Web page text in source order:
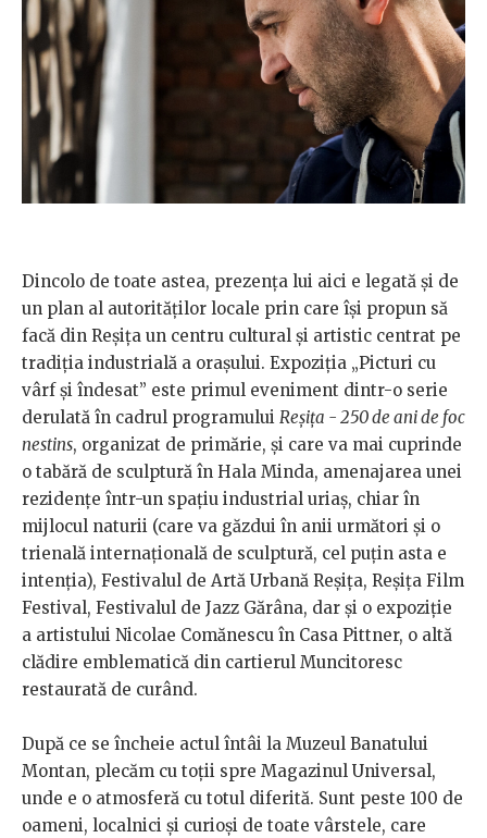
Dincolo de toate astea, prezența lui aici e legată și de
un plan al autorităților locale prin care își propun să
facă din Reșița un centru cultural și artistic centrat pe
tradiția industrială a orașului. Expoziția „Picturi cu
vârf și îndesat” este primul eveniment dintr-o serie
derulată în cadrul programului Reșița - 250 de ani de foc
nestins, organizat de primărie, și care va mai cuprinde
o tabără de sculptură în Hala Minda, amenajarea unei
rezidențe într-un spațiu industrial uriaș, chiar în
mijlocul naturii (care va găzdui în anii următori și o
trienală internațională de sculptură, cel puțin asta e
intenția), Festivalul de Artă Urbană Reșița, Reșița Film
Festival, Festivalul de Jazz Gărâna, dar și o expoziție
a artistului Nicolae Comănescu în Casa Pittner, o altă
clădire emblematică din cartierul Muncitoresc
restaurată de curând.
După ce se încheie actul întâi la Muzeul Banatului
Montan, plecăm cu toții spre Magazinul Universal,
unde e o atmosferă cu totul diferită. Sunt peste 100 de
oameni, localnici și curioși de toate vârstele, care